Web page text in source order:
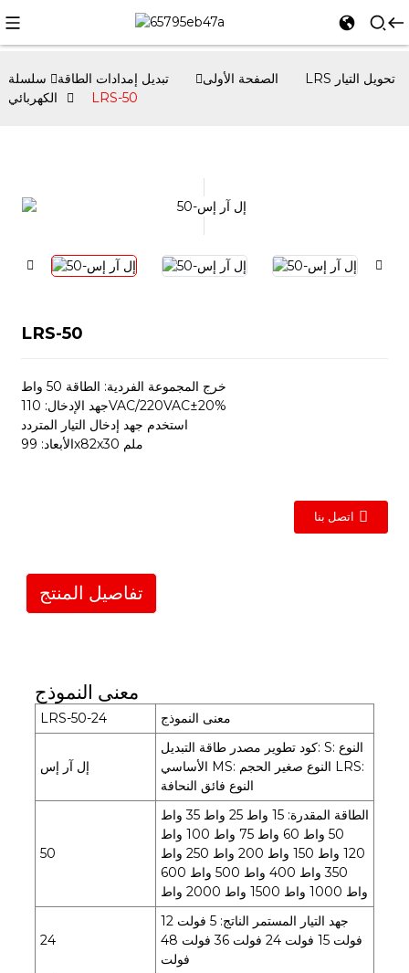
الصفحة الأولى تبديل إمدادات الطاقة
سلسلة LRS تحويل التيار
الكهربائي
LRS-50
LRS-50
خرج المجموعة الفردية: الطاقة 50 واط
جهد الإدخال: 110VAC/220VAC±20%
استخدم جهد إدخال التيار المتردد
الأبعاد: 99x82x30 ملم
اتصل بنا
تفاصيل المنتج
معنى النموذج
LRS-50-24 معنى النموذج
إل آر إس
كود تطوير مصدر طاقة التبديل: S: النوع
الأساسي MS: النوع صغير الحجم LRS:
النوع فائق النحافة
50
الطاقة المقدرة: 15 واط 25 واط 35 واط
50 واط 60 واط 75 واط 100 واط
120 واط 150 واط 200 واط 250 واط
350 واط 400 واط 500 واط 600
واط 1000 واط 1500 واط 2000 واط
24
جهد التيار المستمر الناتج: 5 فولت 12
فولت 15 فولت 24 فولت 36 فولت 48
فولت